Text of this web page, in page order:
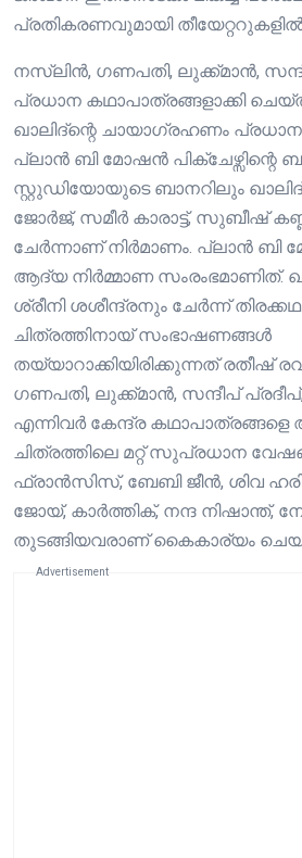
പ്രതികരണവുമായി
നസ്ലിൻ, ഗണപതി, ലുക്ക്മാൻ,
പ്രധാന കഥാപാത്രങ്ങളാക്കി
ഖാലിദ്ന്റെ ചായാഗ്രഹണം
പ്ലാൻ ബി മോഷൻ പിക്ചേഴ്സിന്റെ
സ്റ്റുഡിയോയുടെ ബാനറിലും
ജോർജ്, സമീർ കാരാട്ട്, സുബീഷ്
ചേർന്നാണ് നിർമാണം. പ്ലാൻ ബി
ആദ്യ നിർമ്മാണ സംരംഭമാണിത്.
ശ്രീനി ശശീന്ദ്രനും ചേർന്ന് തിരക്കഥ
ചിത്രത്തിനായ് സംഭാഷണങ്ങൾ
തയ്യാറാക്കിയിരിക്കുന്നത് രതീഷ്
ഗണപതി, ലുക്ക്മാൻ, സന്ദീപ്
എന്നിവർ കേന്ദ്ര കഥാപാത്രങ്ങളെ
ചിത്രത്തിലെ മറ്റ് സുപ്രധാന
ഫ്രാൻസിസ്, ബേബി ജീൻ, ശിവ
ജോയ്, കാർത്തിക്, നന്ദ നിഷാന്ത്,
തുടങ്ങിയവരാണ് കൈകാര്യം
Advertisement